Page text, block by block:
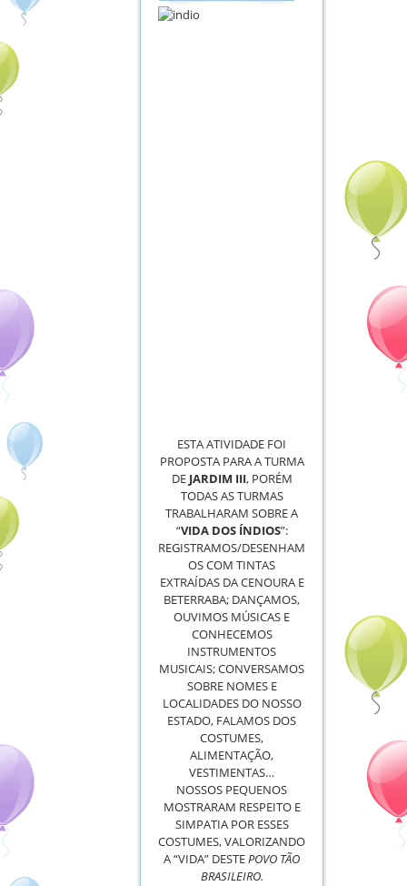
ESTA ATIVIDADE FOI
PROPOSTA PARA A TURMA
DE JARDIM III, PORÉM
TODAS AS TURMAS
TRABALHARAM SOBRE A
“VIDA DOS ÍNDIOS”:
REGISTRAMOS/DESENHAM
OS COM TINTAS
EXTRAÍDAS DA CENOURA E
BETERRABA; DANÇAMOS,
OUVIMOS MÚSICAS E
CONHECEMOS
INSTRUMENTOS
MUSICAIS; CONVERSAMOS
SOBRE NOMES E
LOCALIDADES DO NOSSO
ESTADO, FALAMOS DOS
COSTUMES,
ALIMENTAÇÃO,
VESTIMENTAS…
NOSSOS PEQUENOS
MOSTRARAM RESPEITO E
SIMPATIA POR ESSES
COSTUMES, VALORIZANDO
A “VIDA” DESTEPOVO TÃO
BRASILEIRO.